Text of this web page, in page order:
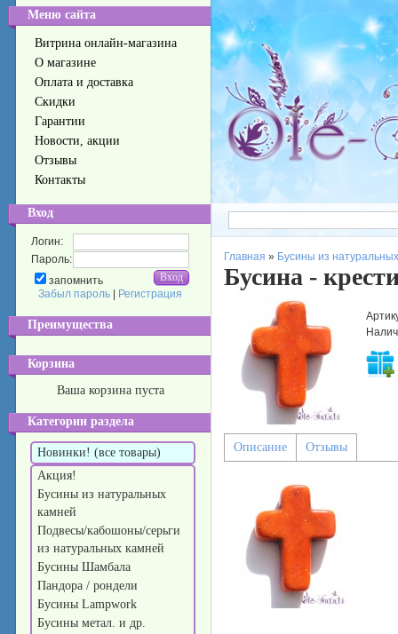
Меню сайта
Витрина онлайн-магазина
О магазине
Оплата и доставка
Скидки
Гарантии
Новости, акции
Отзывы
Контакты
Вход
Логин:
Пароль:
запомнить
Забыл пароль
Регистрация
Преимущества
Корзина
Ваша корзина пуста
Категории раздела
Новинки! (все товары)
Акция!
Бусины из натуральных
камней
Подвесы/кабошоны/серьги
из натуральных камней
Бусины Шамбала
Пандора / рондели
Бусины Lampwork
Бусины метал. и др.
Главная » Бусины из
Бусина -
Описание Отзывы